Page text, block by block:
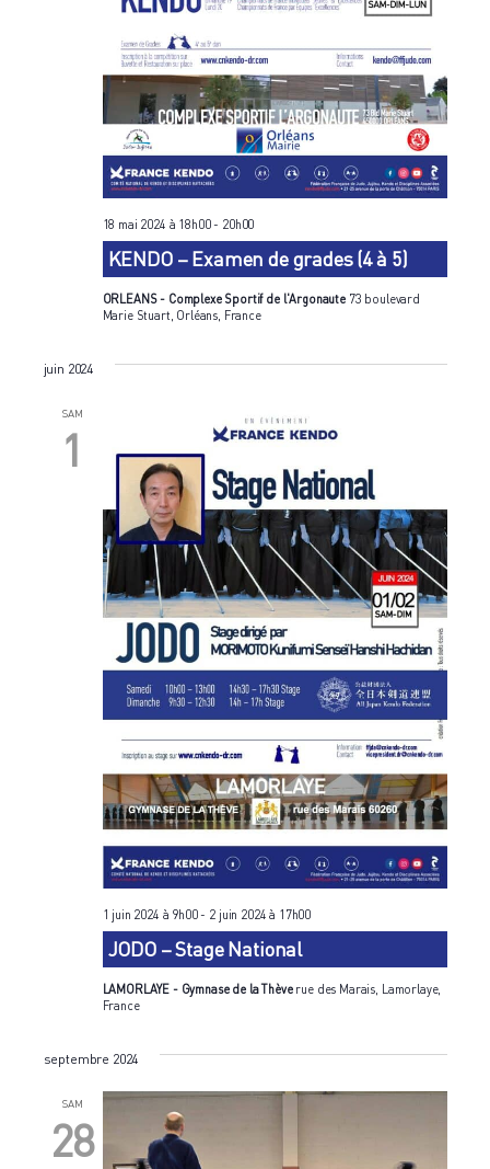
KENDO – Examen de grades (4 à 5)
18 mai 2024 à 18h00- 20h00
ORLEANS - Complexe Sportif de l'Argonaute 73 boulevard
Marie Stuart, Orléans, France
juin 2024
SAM
1
JODO – Stage National
1 juin 2024 à 9h00- 2 juin 2024 à 17h00
LAMORLAYE - Gymnase de la Thève rue des Marais, Lamorlaye,
France
septembre 2024
SAM
28